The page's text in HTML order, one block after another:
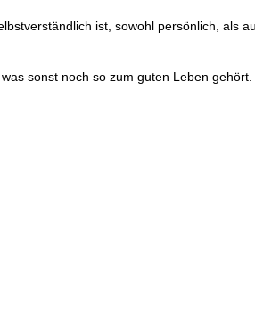
ist, sowohl persönlich, als
sonst noch so zum guten Leben gehört.